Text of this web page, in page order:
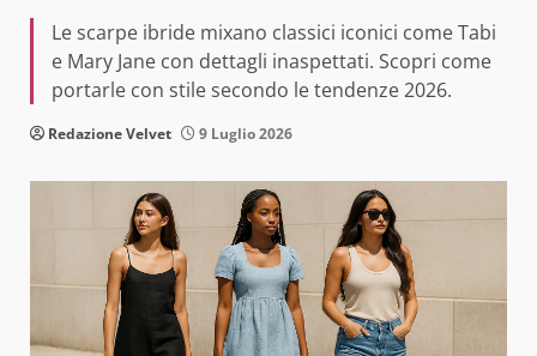
Le scarpe ibride mixano classici iconici come Tabi
e Mary Jane con dettagli inaspettati. Scopri come
portarle con stile secondo le tendenze 2026.
Redazione Velvet 9 Luglio 2026